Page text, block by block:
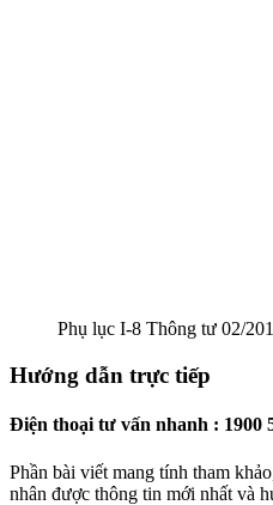
Phụ lục I-8 Thông tư 02/
Hướng dẫn trực tiếp
Điện thoại tư vấn nhanh : 1900
Phần bài viết mang tính tham
nhân được thông tin mới nhất và